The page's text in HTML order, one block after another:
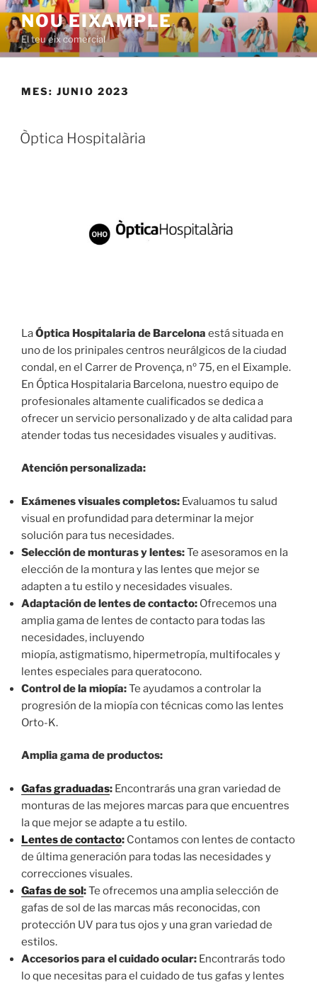
Saltar
al
contenido
NOU EIXAMPLE
El teu eix comercial
MES: JUNIO 2023
PUBLICADO
EL
Òptica Hospitalària
LaÓptica Hospitalaria de Barcelona está situada en
uno de los prinipales centros neurálgicos de la ciudad
condal, en el Carrer de Provença, nº 75, en el Eixample.
En Óptica Hospitalaria Barcelona, nuestro equipo de
profesionales altamente cualificados se dedica a
ofrecer un servicio personalizado y de alta calidad para
atender todas tus necesidades visuales y auditivas.
Atención personalizada:
Exámenes visuales completos: Evaluamos tu salud
visual en profundidad para determinar la mejor
solución para tus necesidades.
Selección de monturas y lentes:Te asesoramos en la
elección de la montura y las lentes que mejor se
adapten a tu estilo y necesidades visuales.
Adaptación de lentes de contacto: Ofrecemos una
amplia gama de lentes de contacto para todas las
necesidades, incluyendo
miopía, astigmatismo, hipermetropía, multifocales y
lentes especiales para queratocono.
Control de la miopía:Te ayudamos a controlar la
progresión de la miopía con técnicas como las lentes
Orto-K.
Amplia gama de productos:
Gafas graduadas: Encontrarás una gran variedad de
monturas de las mejores marcas para que encuentres
la que mejor se adapte a tu estilo.
Lentes de contacto: Contamos con lentes de contacto
de última generación para todas las necesidades y
correcciones visuales.
Gafas de sol:Te ofrecemos una amplia selección de
gafas de sol de las marcas más reconocidas, con
protección UV para tus ojos y una gran variedad de
estilos.
Accesorios para el cuidado ocular: Encontrarás todo
lo que necesitas para el cuidado de tus gafas y lentes